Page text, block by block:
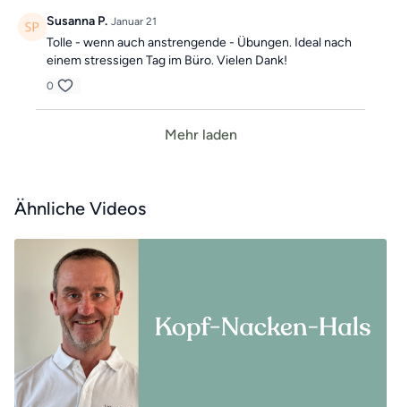
Susanna P. Januar 21
Tolle - wenn auch anstrengende - Übungen. Ideal nach
einem stressigen Tag im Büro. Vielen Dank!
0
Mehr laden
Ähnliche Videos